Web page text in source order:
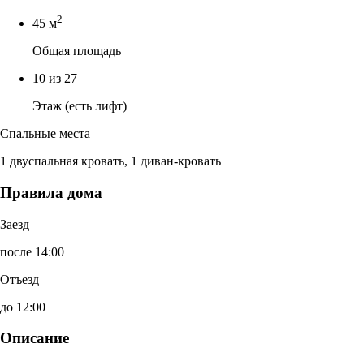
45 м2
Общая площадь
10 из 27
Этаж (есть лифт)
Спальные места
1 двуспальная кровать, 1 диван-кровать
Правила дома
Заезд
после 14:00
Отъезд
до 12:00
Описание